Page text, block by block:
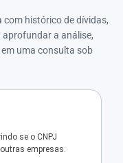
com histórico de dívidas,
a análise,
uma consulta sob
se o CNPJ
empresas.